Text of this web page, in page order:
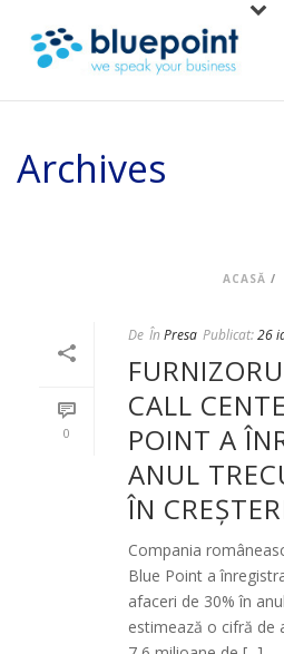
Archives
ACASĂ /
0
De În Presa Publicat:26
CALL
POINT A
ANUL
ÎN
Compania
Blue Point a
afaceri de 30% în
estimează o cifră de